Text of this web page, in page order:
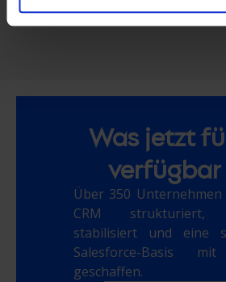
Salesforce Partner
Was jetzt
Über 350
CRM strukturiert,
stabilisiert und eine
Salesforce-Basis
geschaffen.